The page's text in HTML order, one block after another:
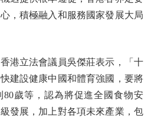
，積極融入和服務國家發展大局
立法會議員吳傑莊表示，「十
建設健康中國和體育強國，要將
80歲等，認為將促進全國食物安
發展，加上對各項未來產業，包